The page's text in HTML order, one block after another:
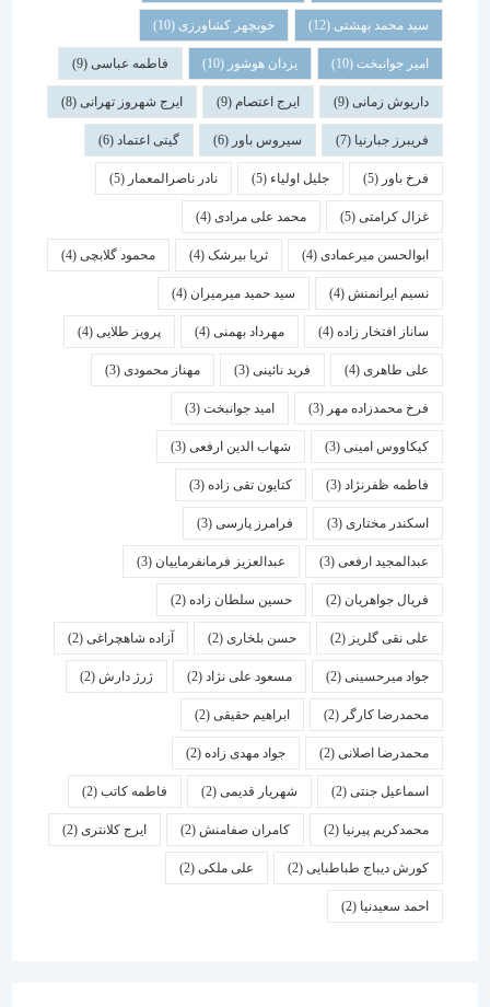
سید محمد بهشتی(12) خوبچهر کشاورزی(10)
امیر جوانبخت(10) یزدان هوشور(10) فاطمه عباسی(9)
داریوش زمانی(9) ایرج اعتصام(9) ایرج شهروز تهرانی(8)
فریبرز جبارنیا(7) سیروس باور(6) گیتی اعتماد(6)
فرخ باور(5) جلیل اولیاء(5) نادر ناصرالمعمار (5)
غزال کرامتی(5) محمد علی مرادی(4)
ابوالحسن میرعمادی(4) ثریا بیرشک(4) محمود گلابچی(4)
نسیم ایرانمنش(4) سید حمید میرمیران(4)
ساناز افتخار زاده(4) مهرداد بهمنی (4) پرویز طلایی(4)
علی طاهری(4) فرید نائینی(3) مهناز محمودی(3)
فرخ محمدزاده مهر(3) امید جوانبخت(3)
کیکاووس امینی(3) شهاب الدین ارفعی(3)
فاطمه ظفرنژاد(3) کتایون تقی زاده(3)
اسكندر مختاری (3) فرامرز پارسی(3)
عبدالمجید ارفعی(3) عبدالعزیز فرمانفرماییان(3)
فریال جواهریان(2) حسین سلطان زاده(2)
علی نقی گلریز(2) حسن بلخاری(2) آزاده شاهچراغی(2)
جواد میرحسینی(2) مسعود علی نژاد(2) ژرژ دارش (2)
محمدرضا کارگر(2) ابراهیم حقیقی(2)
محمدرضا اصلانی(2) جواد مهدی زاده(2)
اسماعیل جنتی(2) شهریار قدیمی(2) فاطمه کاتب(2)
محمدکریم پیرنیا (2) کامران صفامنش(2) ایرج کلانتری (2)
کورش دیباج طباطبایی(2) علی ملکی(2)
احمد سعیدنیا (2)